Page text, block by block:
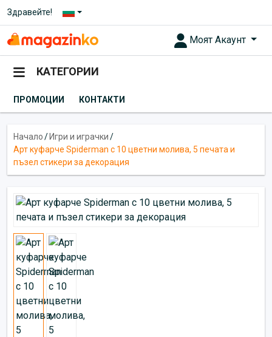
Здравейте!
Моят Акаунт
КАТЕГОРИИ
ПРОМОЦИИ КОНТАКТИ
Начало/ Игри и играчки/
Арт куфарче Spiderman с 10 цветни молива, 5 печата и
пъзел стикери за декорация